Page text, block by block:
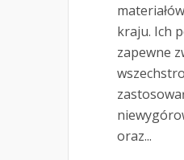
kraju. Ich
zapewne
oraz...